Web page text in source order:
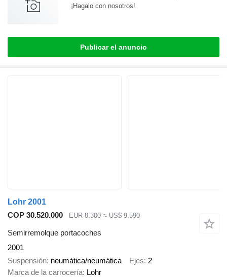
¡Hagalo con nosotros!
Publicar el anuncio
Lohr 2001
COP 30.520.000
EUR 8.300 ≈ US$ 9.590
Semirremolque portacoches
2001
Suspensión neumática/neumática Ejes 2
Marca de la carrocería Lohr